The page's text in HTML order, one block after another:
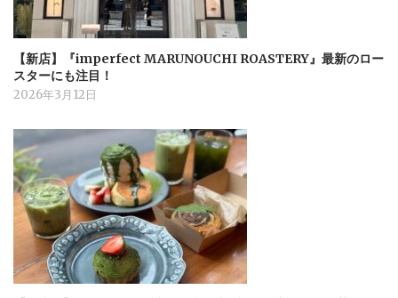
【新店】『imperfect MARUNOUCHI ROASTERY』最新のロー
スターにも注目！
2026年3月12日